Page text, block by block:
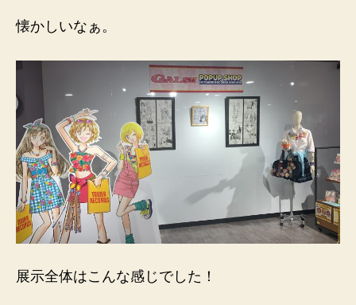
懐かしいなぁ。
展示全体はこんな感じでした！